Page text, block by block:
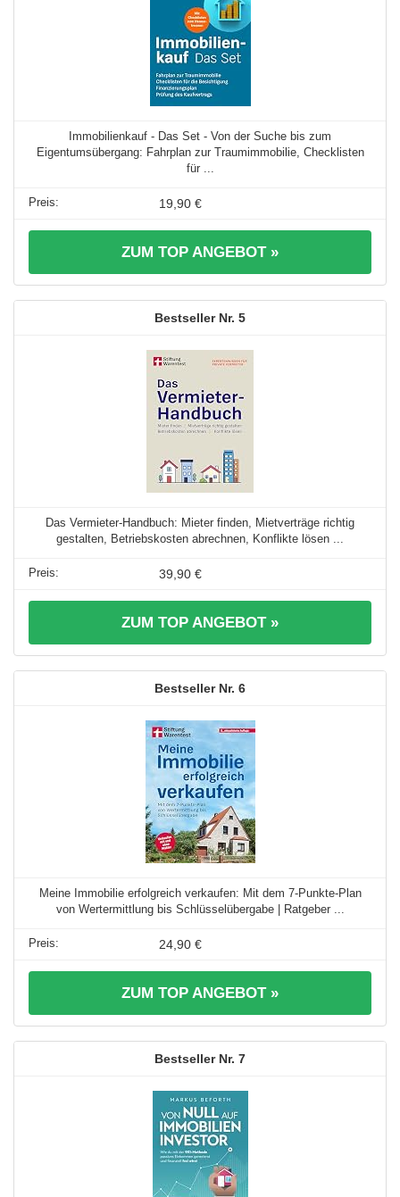
Immobilienkauf - Das Set - Von der Suche bis zum
Eigentumsübergang: Fahrplan zur Traumimmobilie, Checklisten
für ...
19,90 €
ZUM TOP ANGEBOT »
5
Das Vermieter-Handbuch: Mieter finden, Mietverträge richtig
gestalten, Betriebskosten abrechnen, Konflikte lösen ...
39,90 €
ZUM TOP ANGEBOT »
6
Meine Immobilie erfolgreich verkaufen: Mit dem 7-Punkte-Plan
von Wertermittlung bis Schlüsselübergabe | Ratgeber ...
24,90 €
ZUM TOP ANGEBOT »
7